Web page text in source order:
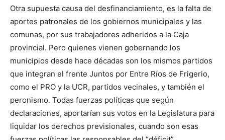
Otra supuesta causa del desfinanciamiento, es la falta de
aportes patronales de los gobiernos municipales y las
comunas, por sus trabajadores adheridos a la Caja
provincial. Pero quienes vienen gobernando los
municipios desde hace décadas son los mismos partidos
que integran el frente Juntos por Entre Ríos de Frigerio,
como el PRO y la UCR, partidos vecinales, y también el
peronismo. Todas fuerzas políticas que según
declaraciones, aportarían sus votos en la Legislatura para
liquidar los derechos previsionales, cuando son esas